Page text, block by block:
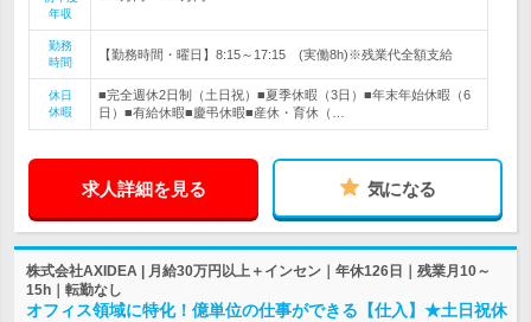
年収
勤務
時間
【勤務時間・曜日】8:15～17:15 (実働8h)※残業代全額支給
休日
休暇
■完全週休2日制（土日祝）■夏季休暇（3日）■年末年始休暇（6
日）■有給休暇■慶弔休暇■産休・育休（…
求人詳細を見る 気になる
株式会社AXIDEA | 月給30万円以上＋インセン｜年休126日｜残業月10～
15h｜転勤なし
オフィス領域に特化！億単位の仕事ができる【仕入】★土日祝休